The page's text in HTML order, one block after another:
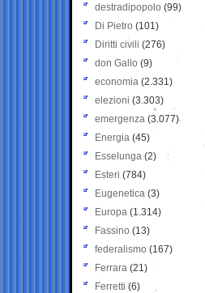
destradipopolo (99)
Di Pietro (101)
Diritti civili (276)
don Gallo (9)
economia (2.331)
elezioni (3.303)
emergenza (3.077)
Energia (45)
Esselunga (2)
Esteri (784)
Eugenetica (3)
Europa (1.314)
Fassino (13)
federalismo (167)
Ferrara (21)
Ferretti (6)